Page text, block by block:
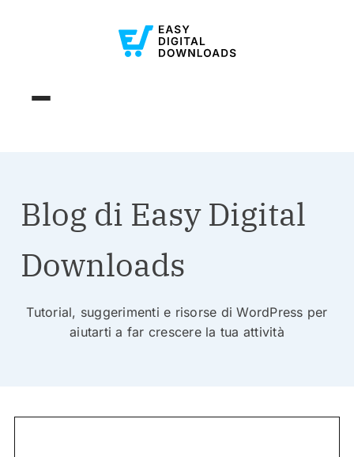
Blog di Easy Digital
Downloads
Tutorial, suggerimenti e risorse di WordPress per
aiutarti a far crescere la tua attività